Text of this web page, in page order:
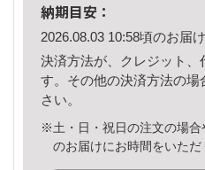
納期目安：
2026.08.03 10:58頃のお届
決済方法が、クレジット、
す。その他の決済方法の場
さい。
※土・日・祝日の注文の場合
のお届けにお時間をいただ